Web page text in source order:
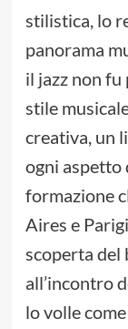
stilistica, lo
panorama
il jazz non fu
stile
creativa, un
ogni aspetto
formazione
Aires e
scoperta del
all’incontro
lo volle